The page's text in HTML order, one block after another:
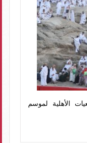
الأهلية لموسم